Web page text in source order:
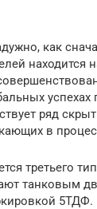
как
находится
успехах
ряд
в
третьего
танковым